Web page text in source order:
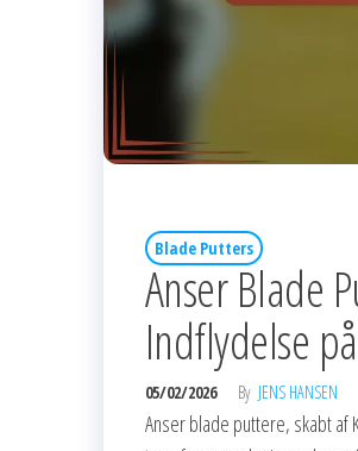
Blade Putters
Anser Blade
Indflydelse
05/02/2026 By JENS HANSEN
Anser blade puttere, skabt af